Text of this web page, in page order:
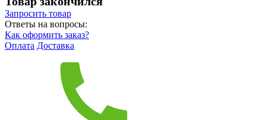
Запросить товар
Ответы на вопросы:
Как оформить заказ?
Оплата Доставка